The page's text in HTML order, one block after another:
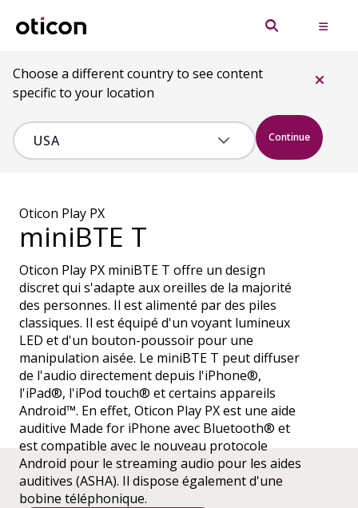
Choose a different country to see content
specific to your location
Continue
Oticon Play PX
miniBTE T
Oticon Play PX miniBTE T offre un design
discret qui s'adapte aux oreilles de la majorité
des personnes. Il est alimenté par des piles
classiques. Il est équipé d'un voyant lumineux
LED et d'un bouton-poussoir pour une
manipulation aisée. Le miniBTE T peut diffuser
de l'audio directement depuis l'iPhone®,
l'iPad®, l'iPod touch® et certains appareils
Android™. En effet, Oticon Play PX est une aide
auditive Made for iPhone avec Bluetooth® et
est compatible avec le nouveau protocole
Android pour le streaming audio pour les aides
auditives (ASHA). Il dispose également d'une
bobine téléphonique.